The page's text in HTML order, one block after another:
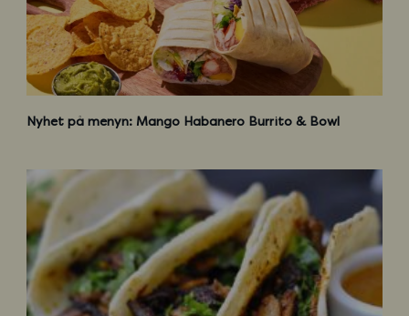
eNyhet på menyn: Mango Habanero Burrito & Bowl